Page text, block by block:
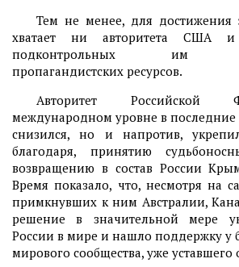
Тем не менее, для достижения
хватает ни авторитета
подконтрольных им
пропагандистских ресурсов.
Авторитет Российской
международном уровне в последние
снизился, но и напротив,
благодаря, принятию
возвращению в состав России
Время показало, что, несмотря на
примкнувших к ним Австралии,
решение в значительной мере
России в мире и нашло поддержку у
мирового сообщества, уже